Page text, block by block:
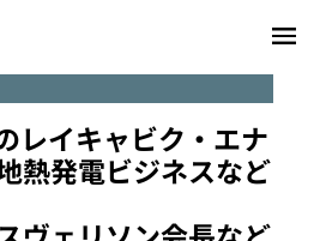
レイキャビク・エナ
熱発電ビジネスなど